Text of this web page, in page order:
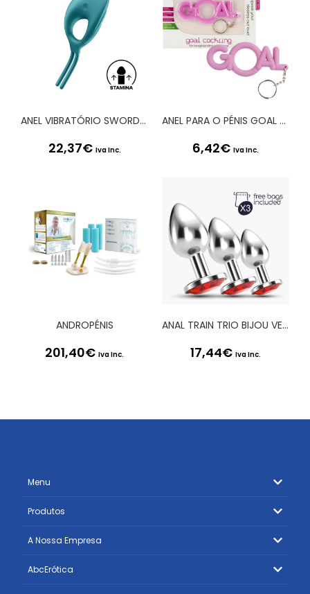
ANEL VIBRATÓRIO SWORDSMAN SATISFYER VERDE
22,37€ Iva Inc.
ANEL PARA O PÉNIS GOAL ROSA
6,42€ Iva Inc.
ANDROPÉNIS
201,40€ Iva Inc.
ANAL TRAIN TRIO BIJOU VERMELHO CRUSHIOUS COM BOLSAS INDIVIDUAIS GRÁTIS
17,44€ Iva Inc.
Menu
Produtos
A Nossa Empresa
AbcErótica